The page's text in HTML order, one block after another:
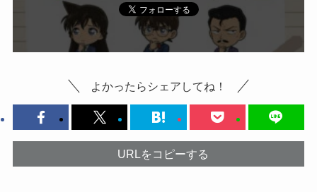
よかったらシェアしてね！
URLをコピーする